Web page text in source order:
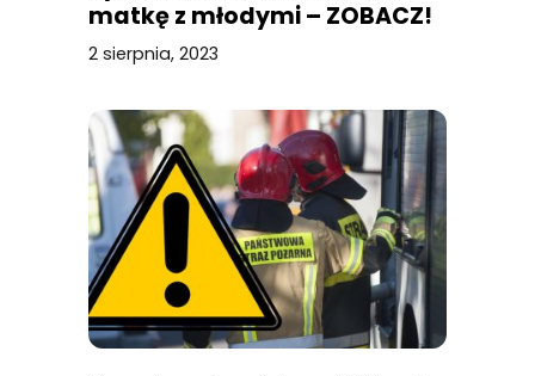
matkę z młodymi – ZOBACZ!
2 sierpnia, 2023